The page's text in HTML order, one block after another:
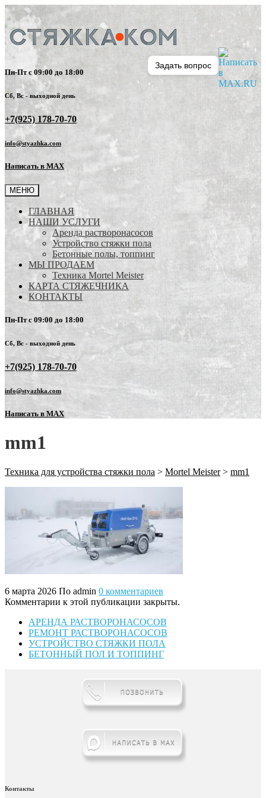
Пн-Пт с 09:00 до 18:00
Сб, Вс - выходной день
+7(925) 178-70-70
info@styazhka.com
Написать в MAX
МЕНЮ
ГЛАВНАЯ
НАШИ УСЛУГИ
Аренда растворонасосов
Устройство стяжки пола
Бетонные полы, топпинг
МЫ ПРОДАЕМ
Техника Mortel Meister
КАРТА СТЯЖЕЧНИКА
КОНТАКТЫ
Пн-Пт с 09:00 до 18:00
Сб, Вс - выходной день
+7(925) 178-70-70
info@styazhka.com
Написать в MAX
mm1
Техника для устройства стяжки пола > Mortel Meister> mm1
6 марта 2026 По admin 0 комментариев
Комментарии к этой публикации закрыты.
АРЕНДА РАСТВОРОНАСОСОВ
РЕМОНТ РАСТВОРОНАСОСОВ
УСТРОЙСТВО СТЯЖКИ ПОЛА
БЕТОННЫЙ ПОЛ И ТОППИНГ
Контакты
Задать вопрос